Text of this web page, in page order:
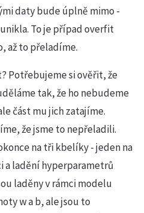
daty bude úplně mimo -
To je případ overfit
až to přeladíme.
Potřebujeme si ověřit, že
tak, že ho nebudeme
část mu jich zatajíme.
že jsme to nepřeladili.
na tři kbelíky - jeden na
a ladění hyperparametrů
laděny v rámci modelu
w a b, ale jsou to